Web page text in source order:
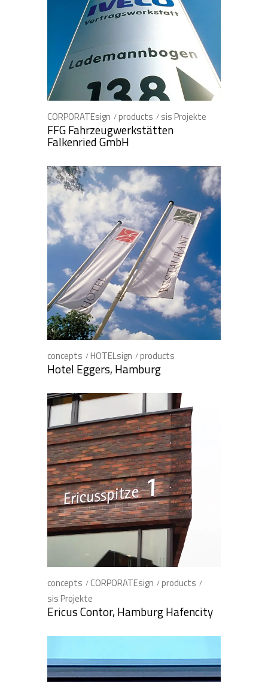
CORPORATEsign products sis Projekte
FFG Fahrzeugwerkstätten
Falkenried GmbH
concepts HOTELsign products
Hotel Eggers, Hamburg
concepts CORPORATEsign
products
sis Projekte
Ericus Contor, Hamburg Hafencity